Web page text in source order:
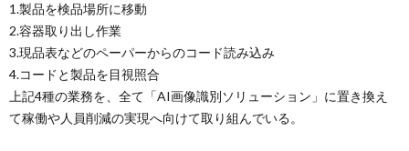
1.製品を検品場所に移動
2.容器取り出し作業
3.現品表などのペーパーからのコード読み込み
4.コードと製品を目視照合
上記4種の業務を、全て「AI画像識別ソリューション」に置き換え
て稼働や人員削減の実現へ向けて取り組んでいる。